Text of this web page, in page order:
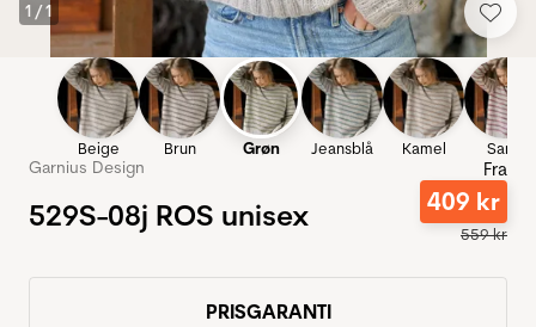
1 /1
Beige Brun Grøn Jeansblå Kamel Sand
Garnius Design
529S-08j ROS unisex
Fra
409 kr
559kr
PRISGARANTI